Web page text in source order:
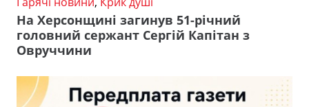
На Херсонщині загинув 51-річний
головний сержант Сергій Капітан з
Овруччини